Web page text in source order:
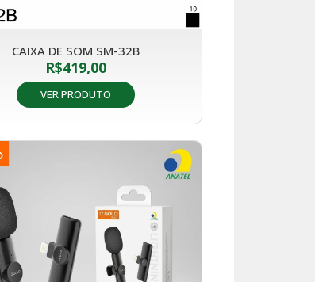
CAIXA DE SOM SM-32B
R$419,00
VER PRODUTO